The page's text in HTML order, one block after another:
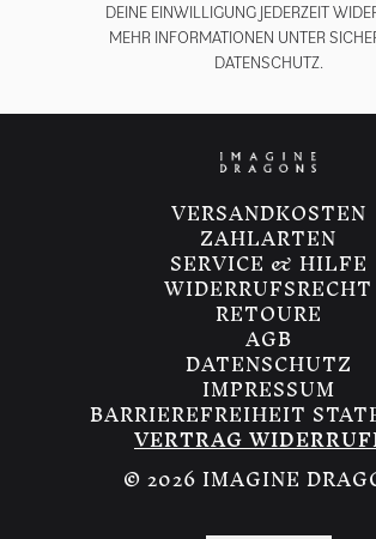
DEINE EINWILLIGUNG JEDERZEIT
MEHR INFORMATIONEN UNTER
DATENSCHUTZ.
VERSANDKOSTEN
ZAHLARTEN
SERVICE & HILFE
WIDERRUFSRECHT
RETOURE
AGB
DATENSCHUTZ
IMPRESSUM
BARRIEREFREIHEIT
VERTRAG
© 2026 IMAGINE